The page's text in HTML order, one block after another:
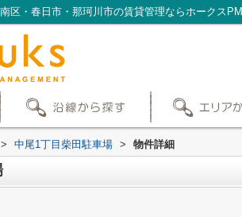
区・春日市・那珂川市の賃貸管理ならホークスPM
> 中尾1丁目柴田駐車場 > 物件詳細